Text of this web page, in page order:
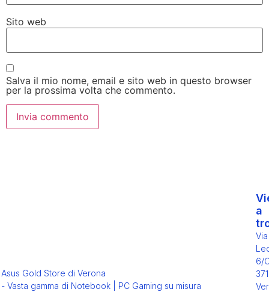
Sito web
Salva il mio nome, email e sito web in questo browser
per la prossima volta che commento.
Asus Gold Store di Verona
- Vasta gamma di Notebook | PC Gaming su misura
a
Via
6/